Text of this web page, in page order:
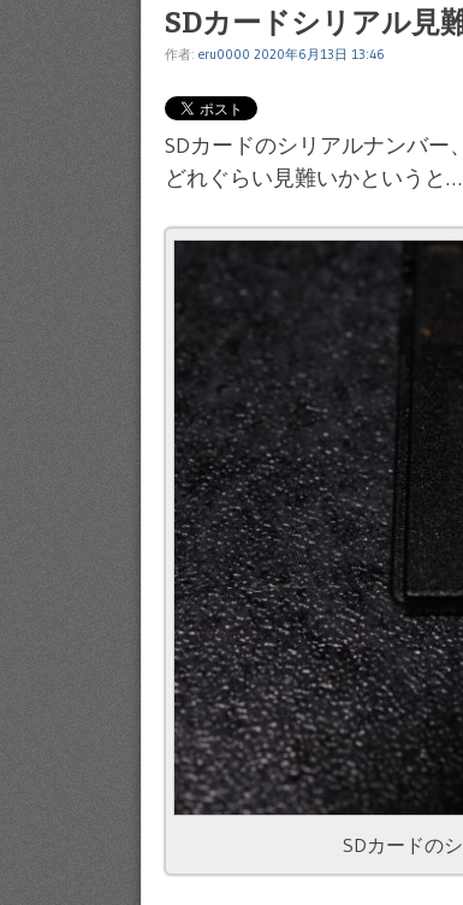
SDカードシリアル見
作者: eru0000 2020年6月13日 13:46
SDカードのシリアルナンバー
どれぐらい見難いかというと…
SDカードの